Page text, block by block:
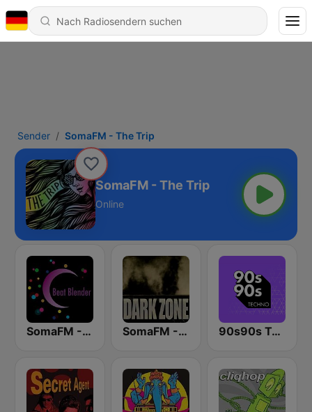
Sender SomaFM - The Trip
SomaFM - The Trip
Online
SomaFM - Beat Blender SomaFM - The Dark Zone 90s90s Techno